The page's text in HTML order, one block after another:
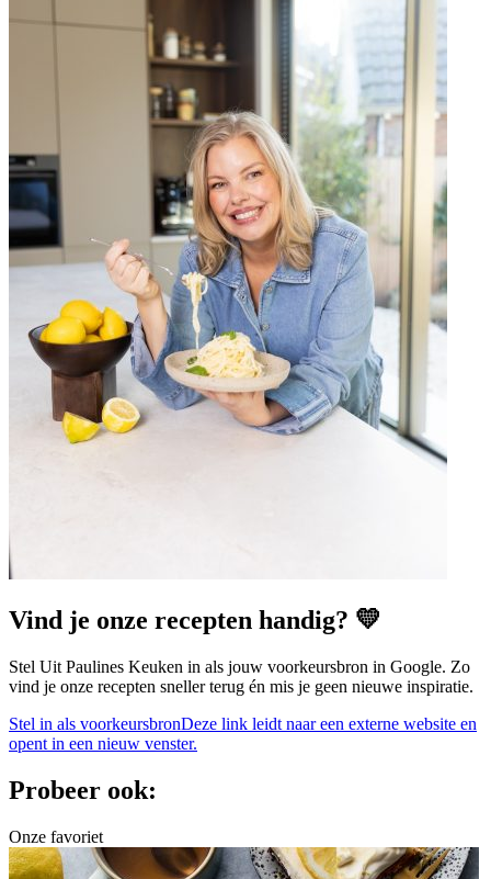
Vind je onze recepten handig? 💛
Stel Uit Paulines Keuken in als jouw voorkeursbron in Google. Zo
vind je onze recepten sneller terug én mis je geen nieuwe inspiratie.
Stel in als voorkeursbronDeze link leidt naar een externe website en
opent in een nieuw venster.
Probeer ook:
Onze favoriet